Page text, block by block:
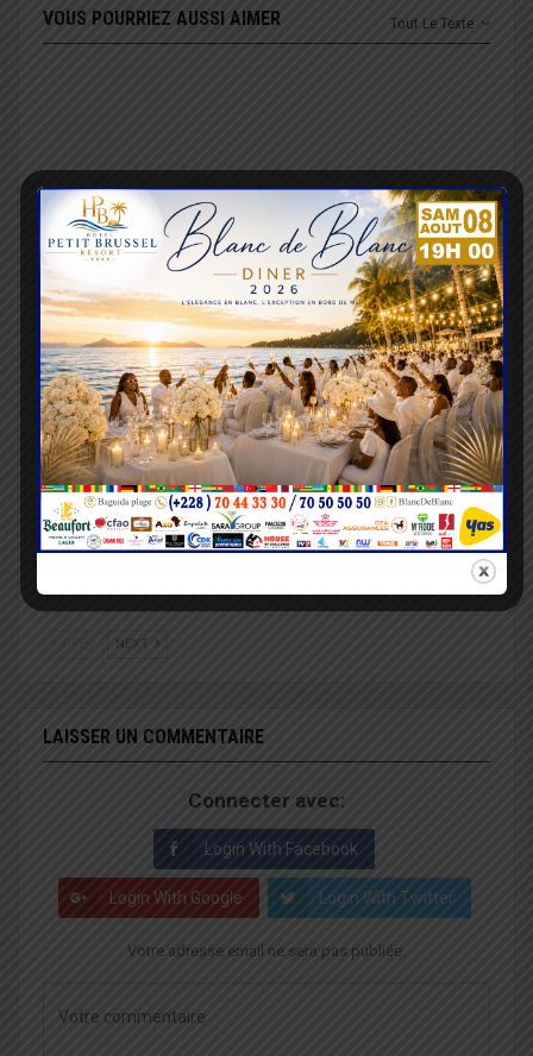
Tout Le Texte
VOUS POURRIEZ AUSSI AIMER
TRANSPORT
Transit sous-régional :
Togo et Burkina Faso
accélèrent sur les
réformes du corridor
TRANSPORT
Togo : l’OTR passe au
numérique pour les
laissez-passer aux
frontières
TRANSPORT
Suspension des
activités de Yango au
TRANSPORT
Covoiturage : Dansam
Lorry révolutionne avec
sa nouvelle mise à jour
NEXT
LAISSER UN COMMENTAIRE
Connecter avec:
Login With Facebook
Login With Google Login With Twitter
Votre adresse email ne sera pas publiée.